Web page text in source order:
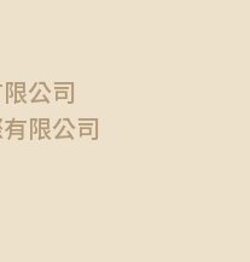
公司
限公司